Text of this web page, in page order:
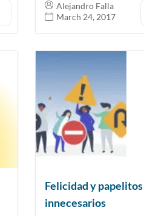
Alejandro Falla
March 24, 2017
Felicidad y papelitos
innecesarios